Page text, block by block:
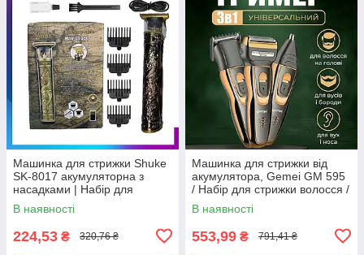
Машинка для стрижки Shuke
SK-8017 акумуляторна з
насадками | Набір для
стрижки стайлер триммер
В наявності
224,53 ₴ 320,76 ₴
Машинка для стрижки від
акумулятора, Gemei GM 595
/ Набір для стрижки волосся /
Електробритва тример /
Тример акумуляторний
В наявності
553,99 ₴ 791,41 ₴